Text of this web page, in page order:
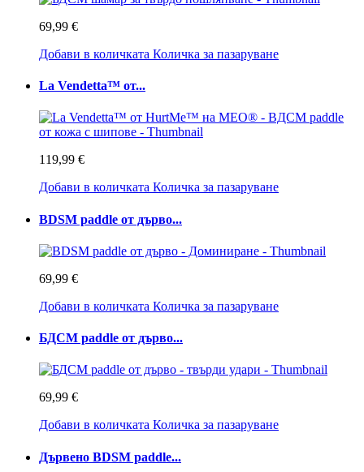
69,99 €
Добави в количката Количка за пазаруване
La Vendetta™ от...
119,99 €
Добави в количката Количка за пазаруване
BDSM paddle от дърво...
69,99 €
Добави в количката Количка за пазаруване
БДСМ paddle от дърво...
69,99 €
Добави в количката Количка за пазаруване
Дървено BDSM paddle...